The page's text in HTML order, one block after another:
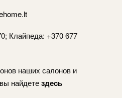
Клайпеда: +370 677
наших салонов и
найдетездесь